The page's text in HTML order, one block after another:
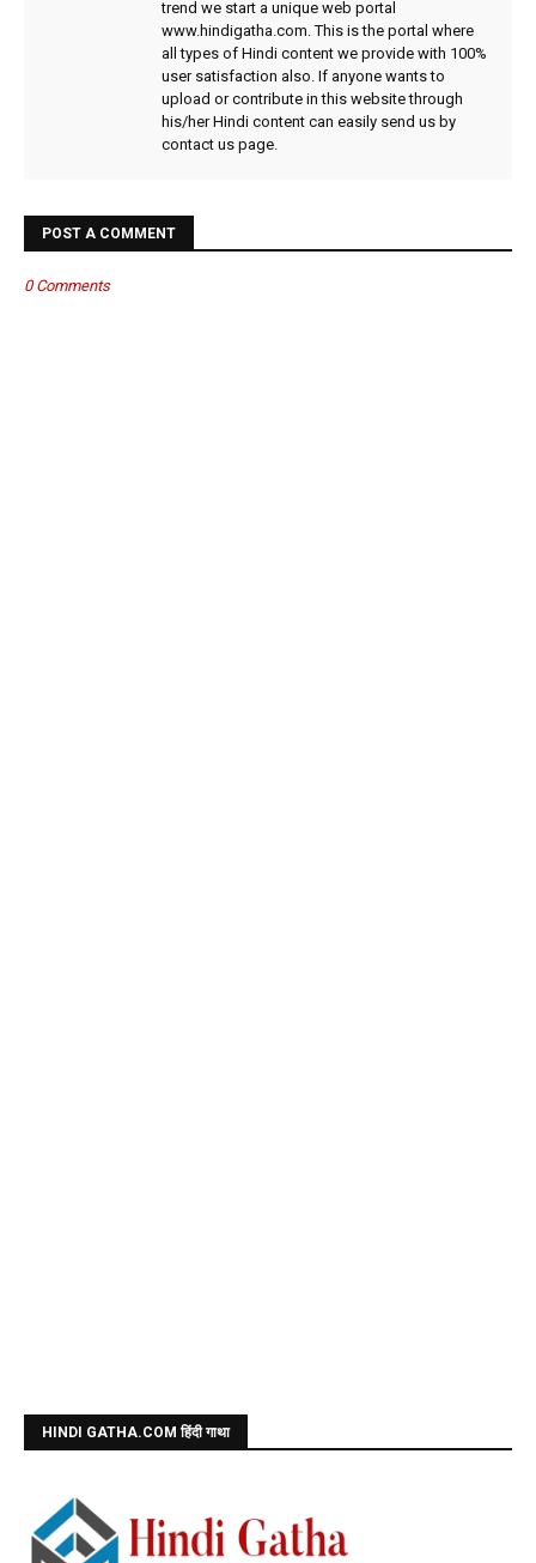
trend we start a unique web portal
www.hindigatha.com. This is the portal where
all types of Hindi content we provide with 100%
user satisfaction also. If anyone wants to
upload or contribute in this website through
his/her Hindi content can easily send us by
contact us page.
POST A COMMENT
0 Comments
HINDI GATHA.COM हिंदी गाथा